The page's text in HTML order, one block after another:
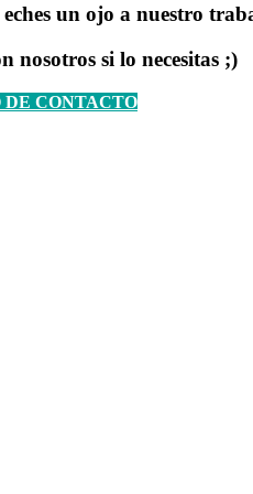
un ojo a nuestro
nosotros si lo necesitas ;)
CONTACTO